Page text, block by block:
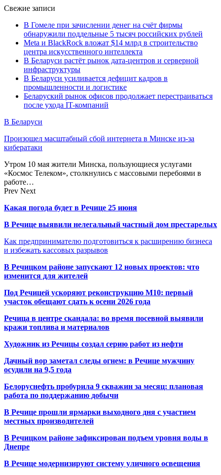
Свежие записи
В Гомеле при зачислении денег на счёт фирмы
обнаружили поддельные 5 тысяч российских рублей
Meta и BlackRock вложат $14 млрд в строительство
центра искусственного интеллекта
В Беларуси растёт рынок дата-центров и серверной
инфраструктуры
В Беларуси усиливается дефицит кадров в
промышленности и логистике
Беларуский рынок офисов продолжает перестраиваться
после ухода IT-компаний
В Беларуси
Произошел масштабный сбой интернета в Минске из-за
кибератаки
Утром 10 мая жители Минска, пользующиеся услугами
«Космос Телеком», столкнулись с массовыми перебоями в
работе…
Prev Next
Какая погода будет в Речице 25 июня
В Речице выявили нелегальный частный дом престарелых
Как предпринимателю подготовиться к расширению бизнеса
и избежать кассовых разрывов
В Речицком районе запускают 12 новых проектов: что
изменится для жителей
Под Речицей ускоряют реконструкцию М10: первый
участок обещают сдать к осени 2026 года
Речица в центре скандала: во время посевной выявили
кражи топлива и материалов
Художник из Речицы создал серию работ из нефти
Дачный вор заметал следы огнем: в Речице мужчину
осудили на 9,5 года
Белоруснефть пробурила 9 скважин за месяц: плановая
работа по поддержанию добычи
В Речице прошли ярмарки выходного дня с участием
местных производителей
В Речицком районе зафиксирован подъем уровня воды в
Днепре
В Речице модернизируют систему уличного освещения